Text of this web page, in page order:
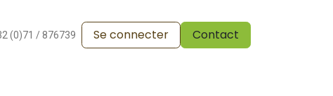
Pergola Vos réalisations
(0)71 / 876739 Se connecter Contact